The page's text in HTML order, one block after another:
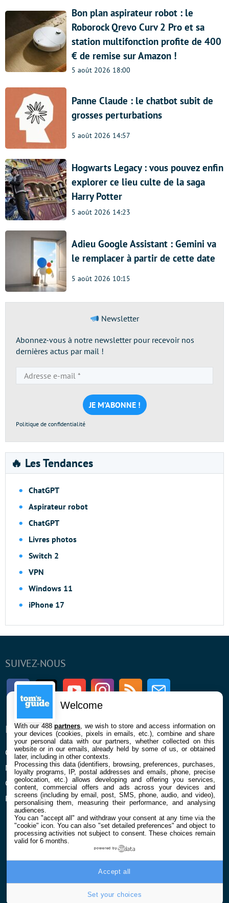
Bon plan aspirateur robot : le
Roborock Qrevo Curv 2 Pro et sa
station multifonction profite de 400
€ de remise sur Amazon !
5 août 2026 18:00
Panne Claude : le chatbot subit de
grosses perturbations
5 août 2026 14:57
Hogwarts Legacy : vous pouvez enfin
explorer ce lieu culte de la saga
Harry Potter
5 août 2026 14:23
Adieu Google Assistant : Gemini va
le remplacer à partir de cette date
5 août 2026 10:15
Newsletter
Abonnez-vous à notre newsletter pour recevoir nos
dernières actus par mail !
e-
mail
*
Politique de confidentialité
🔥 Les Tendances
ChatGPT
Aspirateur robot
ChatGPT
Livres photos
Switch 2
VPN
Windows 11
iPhone 17
SUIVEZ-NOUS
FacebookTwitter Youtube InstagramRSS Newsletter
ENTREPRISE
Qui sommes nous
Mentions légales et CGU
Confidentialité et Cookies
Préférences cookies
À PROPOS
La rédaction
Contact
Welcome
With our 488partners , we wish to store and access information on
your devices (cookies, pixels in emails, etc.), combine and share
your personal data with our partners, whether collected on this
website or in our emails, already held by some of us, or obtained
later, including in other contexts.
Processing this data (identifiers, browsing, preferences, purchases,
loyalty programs, IP, postal addresses and emails, phone, precise
geolocation, etc.) allows developing and offering you services,
content, commercial offers and ads across your devices and
screens (including by email, post, SMS, phone, audio, and video),
personalising them, measuring their performance, and analysing
audiences.
You can "accept all" and withdraw your consent at any time via the
"cookie" icon. You can also "set detailed preferences" and object to
processing activities not subject to consent. These choices remain
valid for 6 months.
powered by
Set your choices
Accept all